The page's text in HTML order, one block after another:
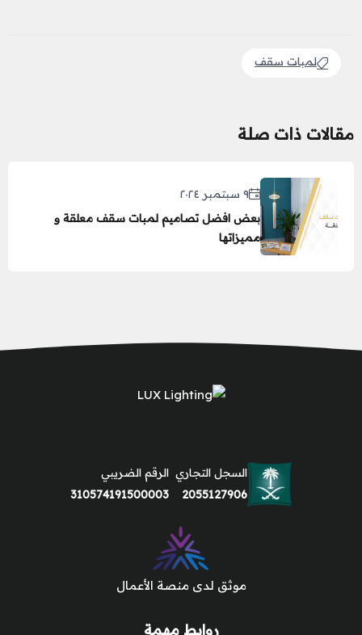
لمبات سقف
مقالات ذات صلة
٩ سبتمبر ٢٠٢٤
بعض افضل تصاميم لمبات سقف معلقة و
مميزاتها
روابط مهمة
السجل التجاري
2055127906
الرقم الضريبي
310574191500003
موثق لدى منصة الأعمال